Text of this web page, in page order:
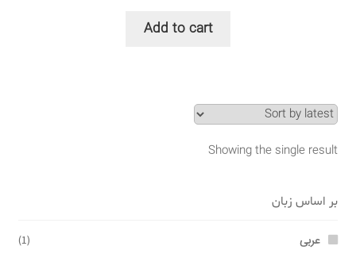
Add to cart
Showing the single result
بر اساس زبان
عربی (1)